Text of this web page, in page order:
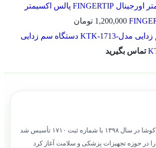
پالس اکسیمتر
1,200,000 تومان
دستگاه سم زدایی
تماس بگیرید
شرکت کامجوطب کوشا در سال ۱۳۹۸ با شماره ثبت ۱۷۱۰ تأسیس شد
در حوزه تجهیزات پزشکی و سلامت آغاز کرد